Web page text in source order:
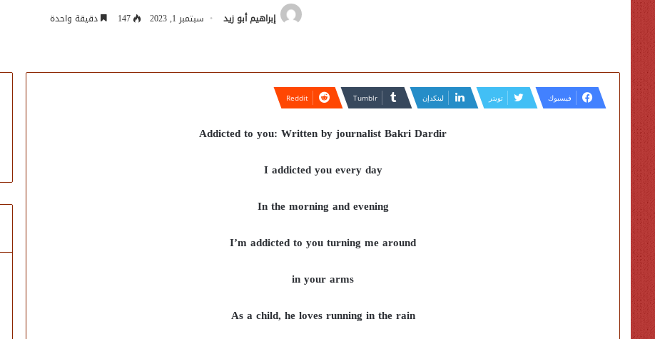
إبراهيم أبو زيد سبتمبر 1, 2023 147 دقيقة واحدة
فيسبوك تويتر لينكدإن
Addicted to you: Written by journalist Bakri Dardir
I addicted you every day
In the morning and evening
I’m addicted to you turning me around
in your arms
As a child, he loves running in the rain